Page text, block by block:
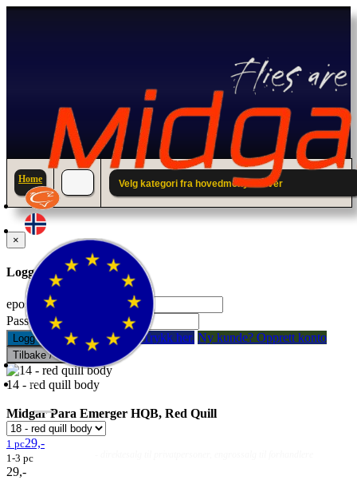
Fluer
Home Velg kategori fra hovedmenyen over
×
Logg inn til din konto.
epostadresse:
Passord:
Logg inn Glemt passord? Trykk her. Ny kunde? Opprett konto
Tilbake / Lukk
14 - red quill body
Midgar Para Emerger HQB, Red Quill
1 pc29,-
1-3 pc
29,-